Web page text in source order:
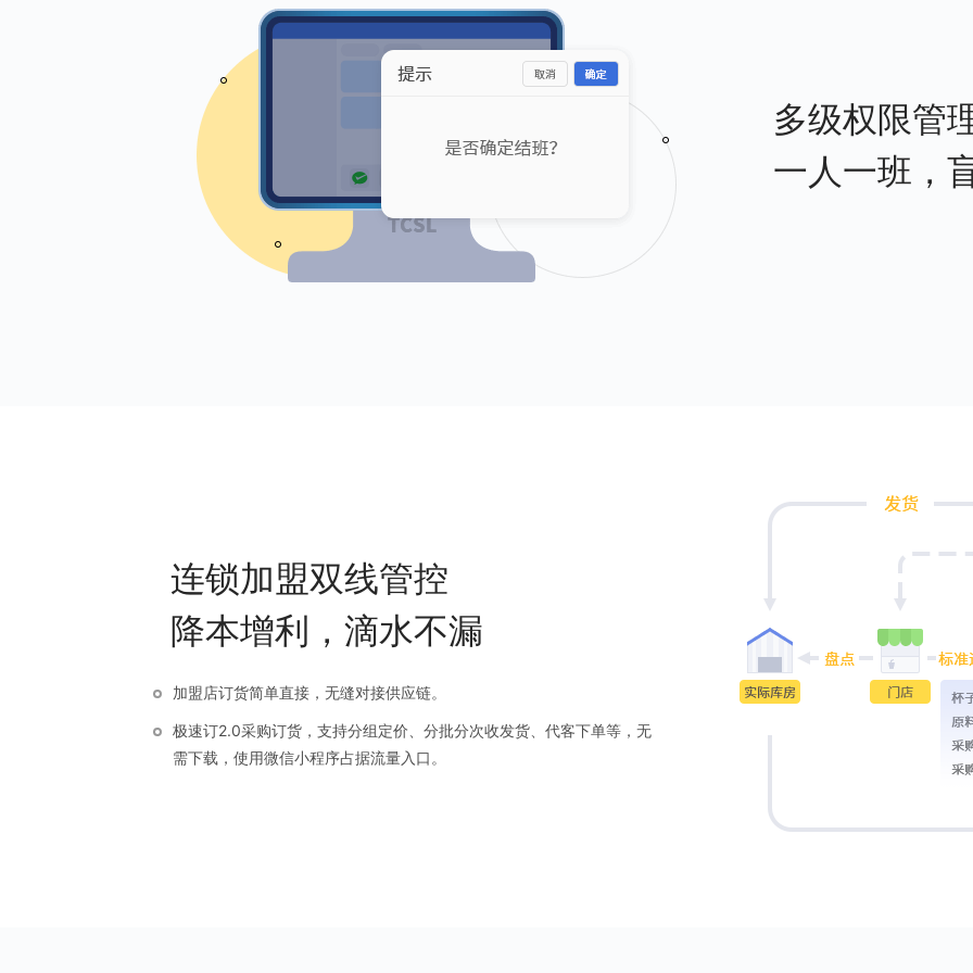
多级权限管
一人一班，
连锁加盟双线管控
降本增利，滴水不漏
加盟店订货简单直接，无缝对接供应链。
极速订2.0采购订货，支持分组定价、分批分次收发货、代客下单等，无
需下载，使用微信小程序占据流量入口。